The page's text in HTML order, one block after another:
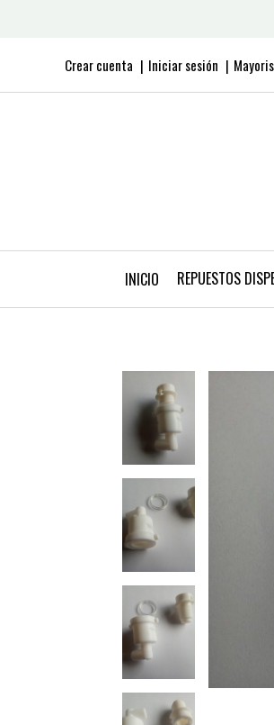
Crear cuenta Iniciar sesión
INICIO REPUESTOS